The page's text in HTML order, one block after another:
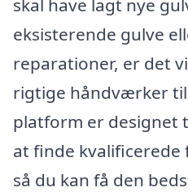
skal have lagt nye
eksisterende gulve
reparationer, er det
rigtige håndværker til
platform er designet
at finde kvalificerede
så du kan få den